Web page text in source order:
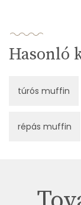
Hasonló
túrós muffin
répás muffin